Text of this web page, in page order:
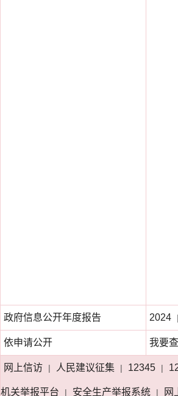
政府信息公开年度报告 2024
依申请公开 我要
网上信访 | 人民建议征集 | 12345 |
机关举报平台 | 安全生产举报系统 | 网